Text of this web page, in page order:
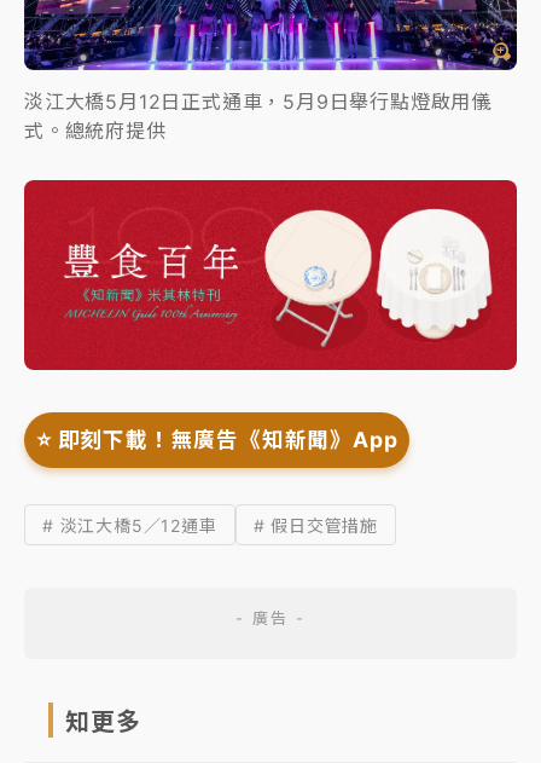
淡江大橋5月12日正式通車，5月9日舉行點燈啟用儀
式。總統府提供
⭐️ 即刻下載！無廣告《知新聞》App
# 淡江大橋5／12通車 # 假日交管措施
知更多